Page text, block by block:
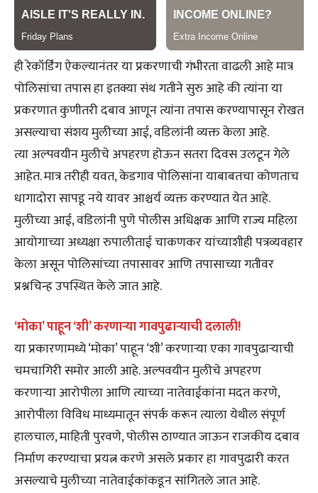
ही रेकॉर्डिंग ऐकल्यानंतर या प्रकरणाची गंभीरता वाढली आहे मात्र
पोलिसांचा तपास हा इतक्या संथ गतीने सुरु आहे की त्यांना या
प्रकरणात कुणीतरी दबाव आणून त्यांना तपास करण्यापासून रोखत
असल्याचा संशय मुलीच्या आई, वडिलांनी व्यक्त केला आहे.
त्या अल्पवयीन मुलीचे अपहरण होऊन सतरा दिवस उलटून गेले
आहेत. मात्र तरीही यवत, केडगाव पोलिसांना याबाबतचा कोणताच
धागादोरा सापडू नये यावर आश्चर्य व्यक्त करण्यात येत आहे.
मुलीच्या आई, वडिलांनी पुणे पोलीस अधिक्षक आणि राज्य महिला
आयोगाच्या अध्यक्षा रुपालीताई चाकणकर यांच्याशीही पत्रव्यवहार
केला असून पोलिसांच्या तपासावर आणि तपासाच्या गतीवर
प्रश्नचिन्ह उपस्थित केले जात आहे.
‘मोका’ पाहून ‘शी’ करणाऱ्या गावपुढाऱ्याची दलाली!
या प्रकारणामध्ये ‘मोका’ पाहून ‘शी’ करणाऱ्या एका गावपुढाऱ्याची
चमचागिरी समोर आली आहे. अल्पवयीन मुलीचे अपहरण
करणाऱ्या आरोपीला आणि त्याच्या नातेवाईकांना मदत करणे,
आरोपीला विविध माध्यमातून संपर्क करून त्याला येथील संपूर्ण
हालचाल, माहिती पुरवणे, पोलीस ठाण्यात जाऊन राजकीय दबाव
निर्माण करण्याचा प्रयत्न करणे असले प्रकार हा गावपुढारी करत
असल्याचे मुलीच्या नातेवाईकांकडून सांगितले जात आहे.